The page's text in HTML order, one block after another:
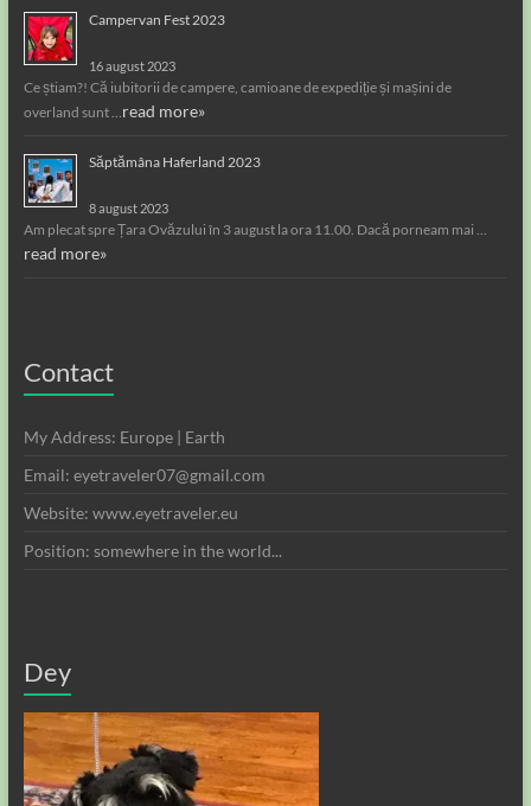
Campervan Fest 2023
16 august 2023
Ce știam?! Că iubitorii de campere, camioane de expediție și mașini de
overland sunt …read more»
Săptămâna Haferland 2023
8 august 2023
Am plecat spre Țara Ovăzului în 3 august la ora 11.00. Dacă porneam mai …
read more»
Contact
My Address: Europe | Earth
Email: eyetraveler07@gmail.com
Website: www.eyetraveler.eu
Position: somewhere in the world...
Dey